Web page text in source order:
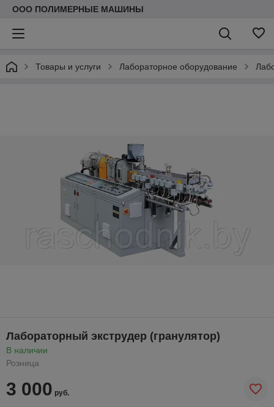
ООО ПОЛИМЕРНЫЕ МАШИНЫ
Товары и услуги Лабораторное оборудование
Лабораторный экструдер (гранулятор)
В наличии
Розница
3 000 руб.